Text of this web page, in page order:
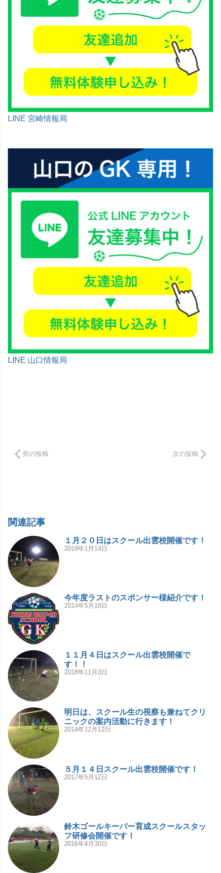
LINE 宮崎情報局
LINE 山口情報局
前の投稿 次の投稿
関連記事
１月２０日はスクール出雲校開催です！
2019年1月14日
今年度ラストのスポンサー様紹介です！
2014年5月18日
１１月４日はスクール出雲校開催で
す！！
2018年11月3日
明日は、スクール生の視察も兼ねてクリ
ニックの案内活動に行きます！
2014年12月12日
５月１４日スクール出雲校開催です！
2017年5月12日
鈴木ゴールキーパー育成スクールスタッ
フ研修会開催です！
2016年4月30日